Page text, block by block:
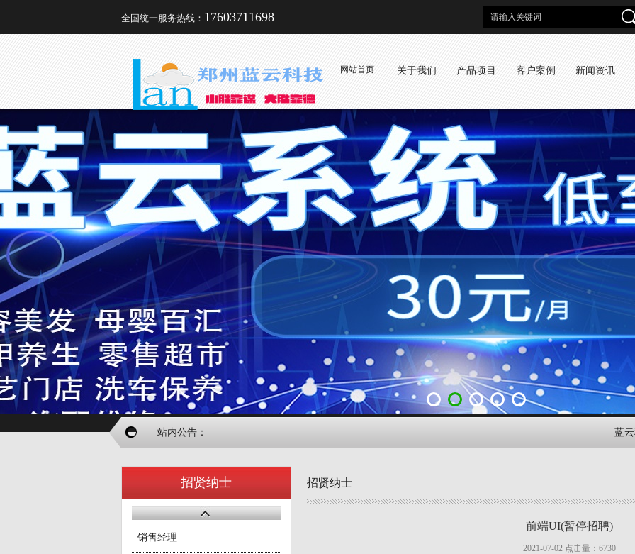
全国统一服务热线： 17603711698
网站首页 关于我们 产品项目 客户案例 新闻资讯
站内公告： 蓝云
招贤纳士
销售经理
招贤纳士
前端UI(暂停招聘)
2021-07-02 点击量： 6730